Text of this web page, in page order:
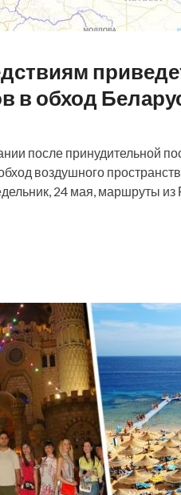
в обход
после принудительной
воздушного
24 мая, маршруты